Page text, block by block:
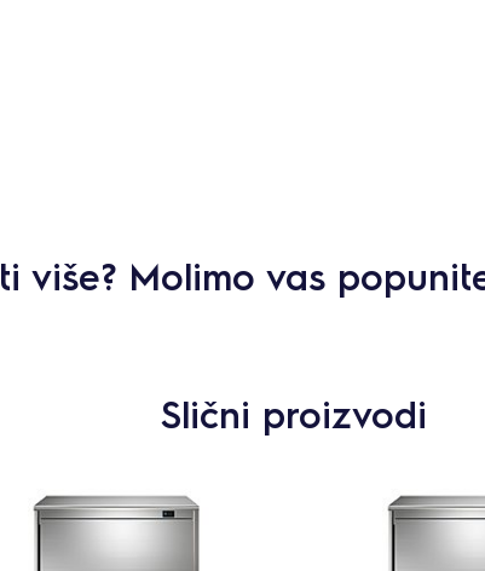
više? Molimo vas
Slični proizvodi